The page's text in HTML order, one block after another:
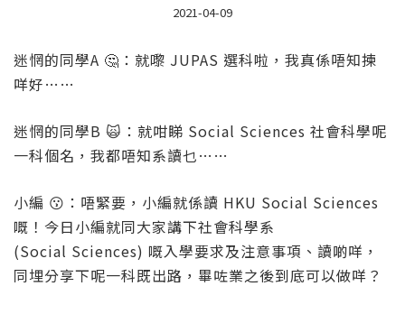
2021-04-09
迷惘的同學A 🤔：就嚟 JUPAS 選科啦，我真係唔知揀
咩好……
迷惘的同學B 🙀：就咁睇 Social Sciences 社會科學呢
一科個名，我都唔知系讀乜……
小編 😗：唔緊要，小編就係讀 HKU Social Sciences
嘅！今日小編就同大家講下社會科學系
(Social Sciences) 嘅入學要求及注意事項、讀啲咩，
同埋分享下呢一科既出路，畢咗業之後到底可以做咩？